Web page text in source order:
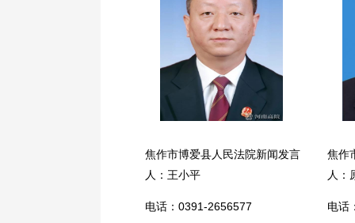
焦作市博爱县人民法院新闻发言
人：王小平
电话：0391-2656577
焦作
人：
电话